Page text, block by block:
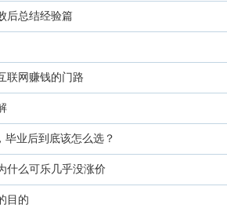
后总结经验篇
联网赚钱的门路
毕业后到底该怎么选？
什么可乐几乎没涨价
目的